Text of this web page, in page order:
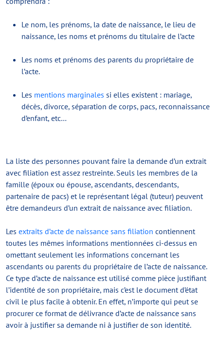
Le nom, les prénoms, la date de naissance, le lieu de
naissance, les noms et prénoms du titulaire de l’acte
Les noms et prénoms des parents du propriétaire de
l’acte.
Les mentions marginales si elles existent : mariage,
décès, divorce, séparation de corps, pacs, reconnaissance
d’enfant, etc…
La liste des personnes pouvant faire la demande d’un extrait
avec filiation est assez restreinte. Seuls les membres de la
famille (époux ou épouse, ascendants, descendants,
partenaire de pacs) et le représentant légal (tuteur) peuvent
être demandeurs d’un extrait de naissance avec filiation.
Les extraits d’acte de naissance sans filiation contiennent
toutes les mêmes informations mentionnées ci-dessus en
omettant seulement les informations concernant les
ascendants ou parents du propriétaire de l’acte de naissance.
Ce type d’acte de naissance est utilisé comme pièce justifiant
l’identité de son propriétaire, mais c’est le document d’état
civil le plus facile à obtenir. En effet, n’importe qui peut se
procurer ce format de délivrance d’acte de naissance sans
avoir à justifier sa demande ni à justifier de son identité.